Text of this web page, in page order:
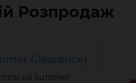
Розпродаж
Clearance)
на Summer